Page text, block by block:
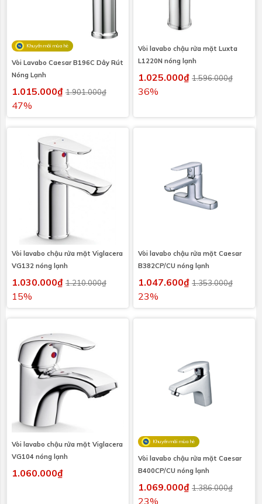
Khuyến mãi mùa hè
Vòi Lavabo Caesar B196C Dây Rút
Nóng Lạnh
1.015.000₫ 1.901.000₫
47%
Vòi lavabo chậu rửa mặt Luxta
L1220N nóng lạnh
1.025.000₫ 1.596.000₫
36%
Vòi lavabo chậu rửa mặt Viglacera
VG132 nóng lạnh
1.030.000₫ 1.210.000₫
15%
Vòi lavabo chậu rửa mặt Caesar
B382CP/CU nóng lạnh
1.047.600₫ 1.353.000₫
23%
Vòi lavabo chậu rửa mặt Viglacera
VG104 nóng lạnh
1.060.000₫
Khuyến mãi mùa hè
Vòi lavabo chậu rửa mặt Caesar
B400CP/CU nóng lạnh
1.069.000₫ 1.386.000₫
23%